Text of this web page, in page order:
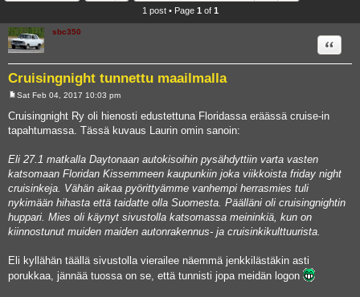
1 post • Page 1 of 1
sbc350
Cruisingnight tunnettu maailmalla
Quote
s
t
Sat Feb 04, 2017 10:03 pm
Cruisingnight Ry oli hienosti edustettuna Floridassa eräässä cruise-in
tapahtumassa. Tässä kuvaus Laurin omin sanoin:
Eli 27.1 matkalla Daytonaan autokisoihin pysähdyttiin varta vasten
katsomaan Floridan Kissemmeen kaupunkiin joka viikkoista friday night
cruisinkeja. Vähän aikaa pyörittyämme vanhempi herrasmies tuli
nykimään hihasta että taidatte olla Suomesta. Päälläni oli cruisingnightin
huppari. Mies oli käynyt sivustolla katsomassa meininkiä, kun on
kiinnostunut muiden maiden autonrakennus- ja cruisinkikulttuurista.
Eli kyllähän täällä sivustolla vierailee näemmä jenkkilästäkin asti
porukkaa, jännää tuossa on se, että tunnisti jopa meidän logon